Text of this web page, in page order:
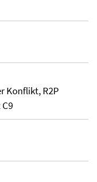
Konflikt, R2P